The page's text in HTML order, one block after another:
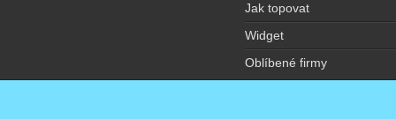
Jak topovat
Widget
Oblíbené firmy